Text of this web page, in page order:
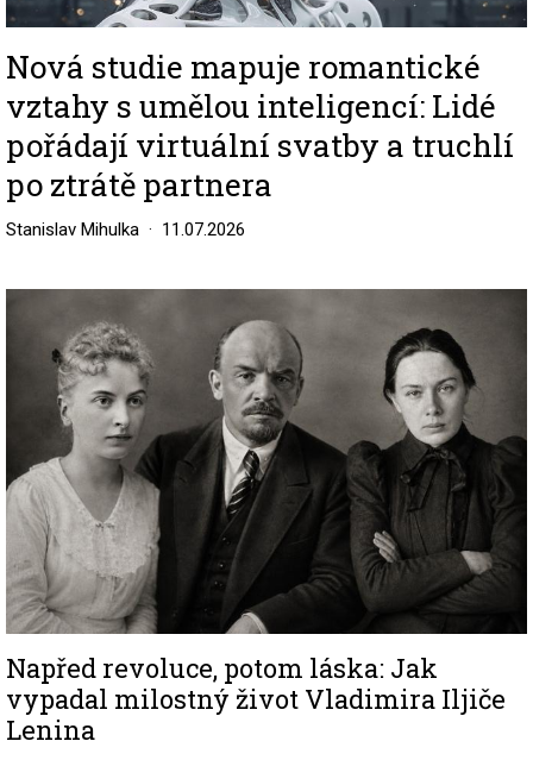
Nová studie mapuje romantické
vztahy s umělou inteligencí: Lidé
pořádají virtuální svatby a truchlí
po ztrátě partnera
Stanislav Mihulka 11.07.2026
Napřed revoluce, potom láska: Jak
vypadal milostný život Vladimira Iljiče
Lenina